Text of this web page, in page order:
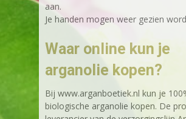
aan.
Je handen mogen weer gezien
Waar online kun je
arganolie kopen?
Bij www.arganboetiek.nl kun je
biologische arganolie kopen. De